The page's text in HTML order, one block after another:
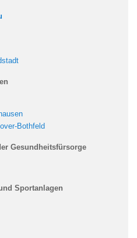
Bothfeld
Gesundheitsfürsorge
Sportanlagen